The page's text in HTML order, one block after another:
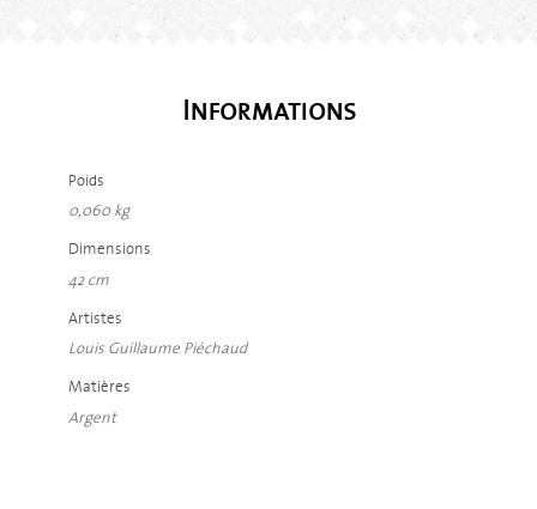
Informations
Poids
0,060 kg
Dimensions
42 cm
Artistes
Louis Guillaume Piéchaud
Matières
Argent